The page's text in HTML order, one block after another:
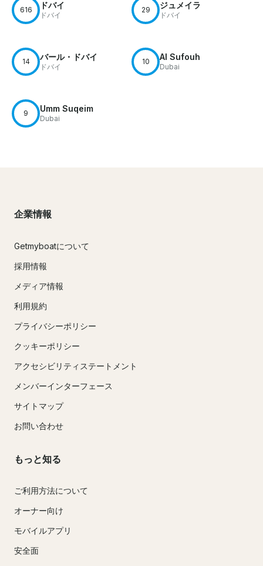
616 ドバイ
ドバイ
29 ジュメイラ
ドバイ
14 バール・ドバイ
ドバイ
10 Al Sufouh
Dubai
9 Umm Suqeim
Dubai
企業情報
Getmyboatについて
採用情報
メディア情報
利用規約
プライバシーポリシー
クッキーポリシー
アクセシビリティステートメント
メンバーインターフェース
サイトマップ
お問い合わせ
もっと知る
ご利用方法について
オーナー向け
モバイルアプリ
安全面